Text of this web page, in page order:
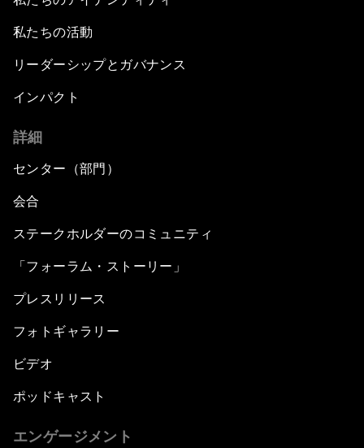
私たちの活動
リーダーシップとガバナンス
インパクト
詳細
センター（部門）
会合
ステークホルダーのコミュニティ
「フォーラム・ストーリー」
プレスリリース
フォトギャラリー
ビデオ
ポッドキャスト
エンゲージメント